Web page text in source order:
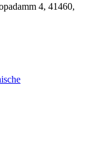
4, 41460,